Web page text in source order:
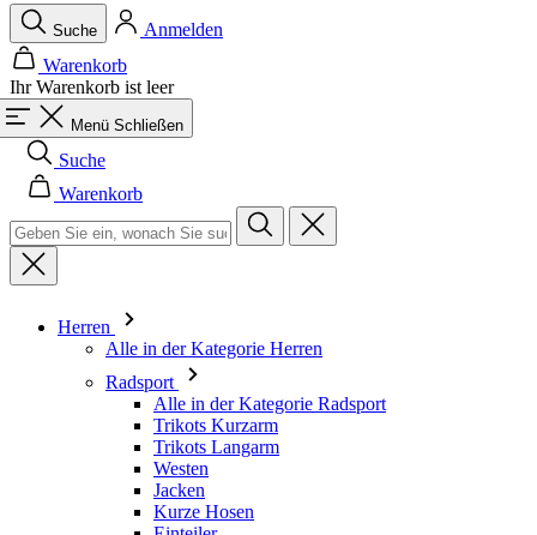
Menü Schließen
Suche
Warenkorb
Herren
Alle in der Kategorie Herren
Trikots Langarm
Westen
Jacken
Kurze Hosen
Einteiler
3/4 Lange Hosen
Lange Hosen
Baselayer
Armlinge/Knielinge/Beinlinge